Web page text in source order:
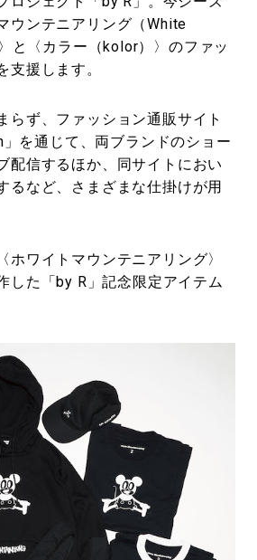
ウンテニアリング（White
と〈カラー（kolor）〉のファッ
支援します。
らず、ファッション通販サイト
」を通じて、両ブランドのショー
配信するほか、同サイトにおい
るなど、さまざまな仕掛けが用
ホワイトマウンテニアリング〉
した「by R」記念限定アイテム